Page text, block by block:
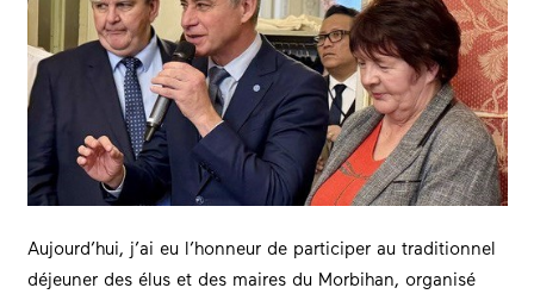
Aujourd’hui, j’ai eu l’honneur de participer au traditionnel
déjeuner des élus et des maires du Morbihan, organisé